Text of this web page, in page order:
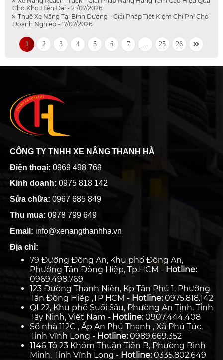
Cho Kho Hiện Đại - 21/07/2026
Thuê Xe Nâng Tại Bình Dương – Giải Pháp Tiết Kiệm Chi Phí Cho
Doanh Nghiệp - 17/07/2026
1 2 3 4 5 6 7 25 26
CÔNG TY TNHH XE NÂNG THANH HÀ
Điện thoại: 0969 498 769
Kinh doanh: 0975 818 142
Sửa chữa: 0967 685 849
Thu mua: 0978 799 649
Email: info@xenangthanhha.vn
Địa chỉ:
79 Đường Đông An, Khu phố Đông An,
Phường Tân Đông Hiệp, Tp.HCM - Hotline:
0969.498.769
123 Đường Thanh Niên, Kp Tân Phú 1, Phường
Tân Đông Hiệp ,TP HCM - Hotline:0975.818.142
QL22, Khu phố Suối Sâu, Phường An Tịnh, Tỉnh
Tây Ninh, Việt Nam - Hotline:0907.444.408
Số nhà 112C , Ấp An Phú Thạnh , Xã Phú Túc,
Tỉnh Vĩnh Long - Hotline:0989.669.352
1146 Tổ 23 Khóm Thuận Tiến B, Phường Bình
Minh, Tỉnh Vĩnh Long - Hotline:0335.802.649